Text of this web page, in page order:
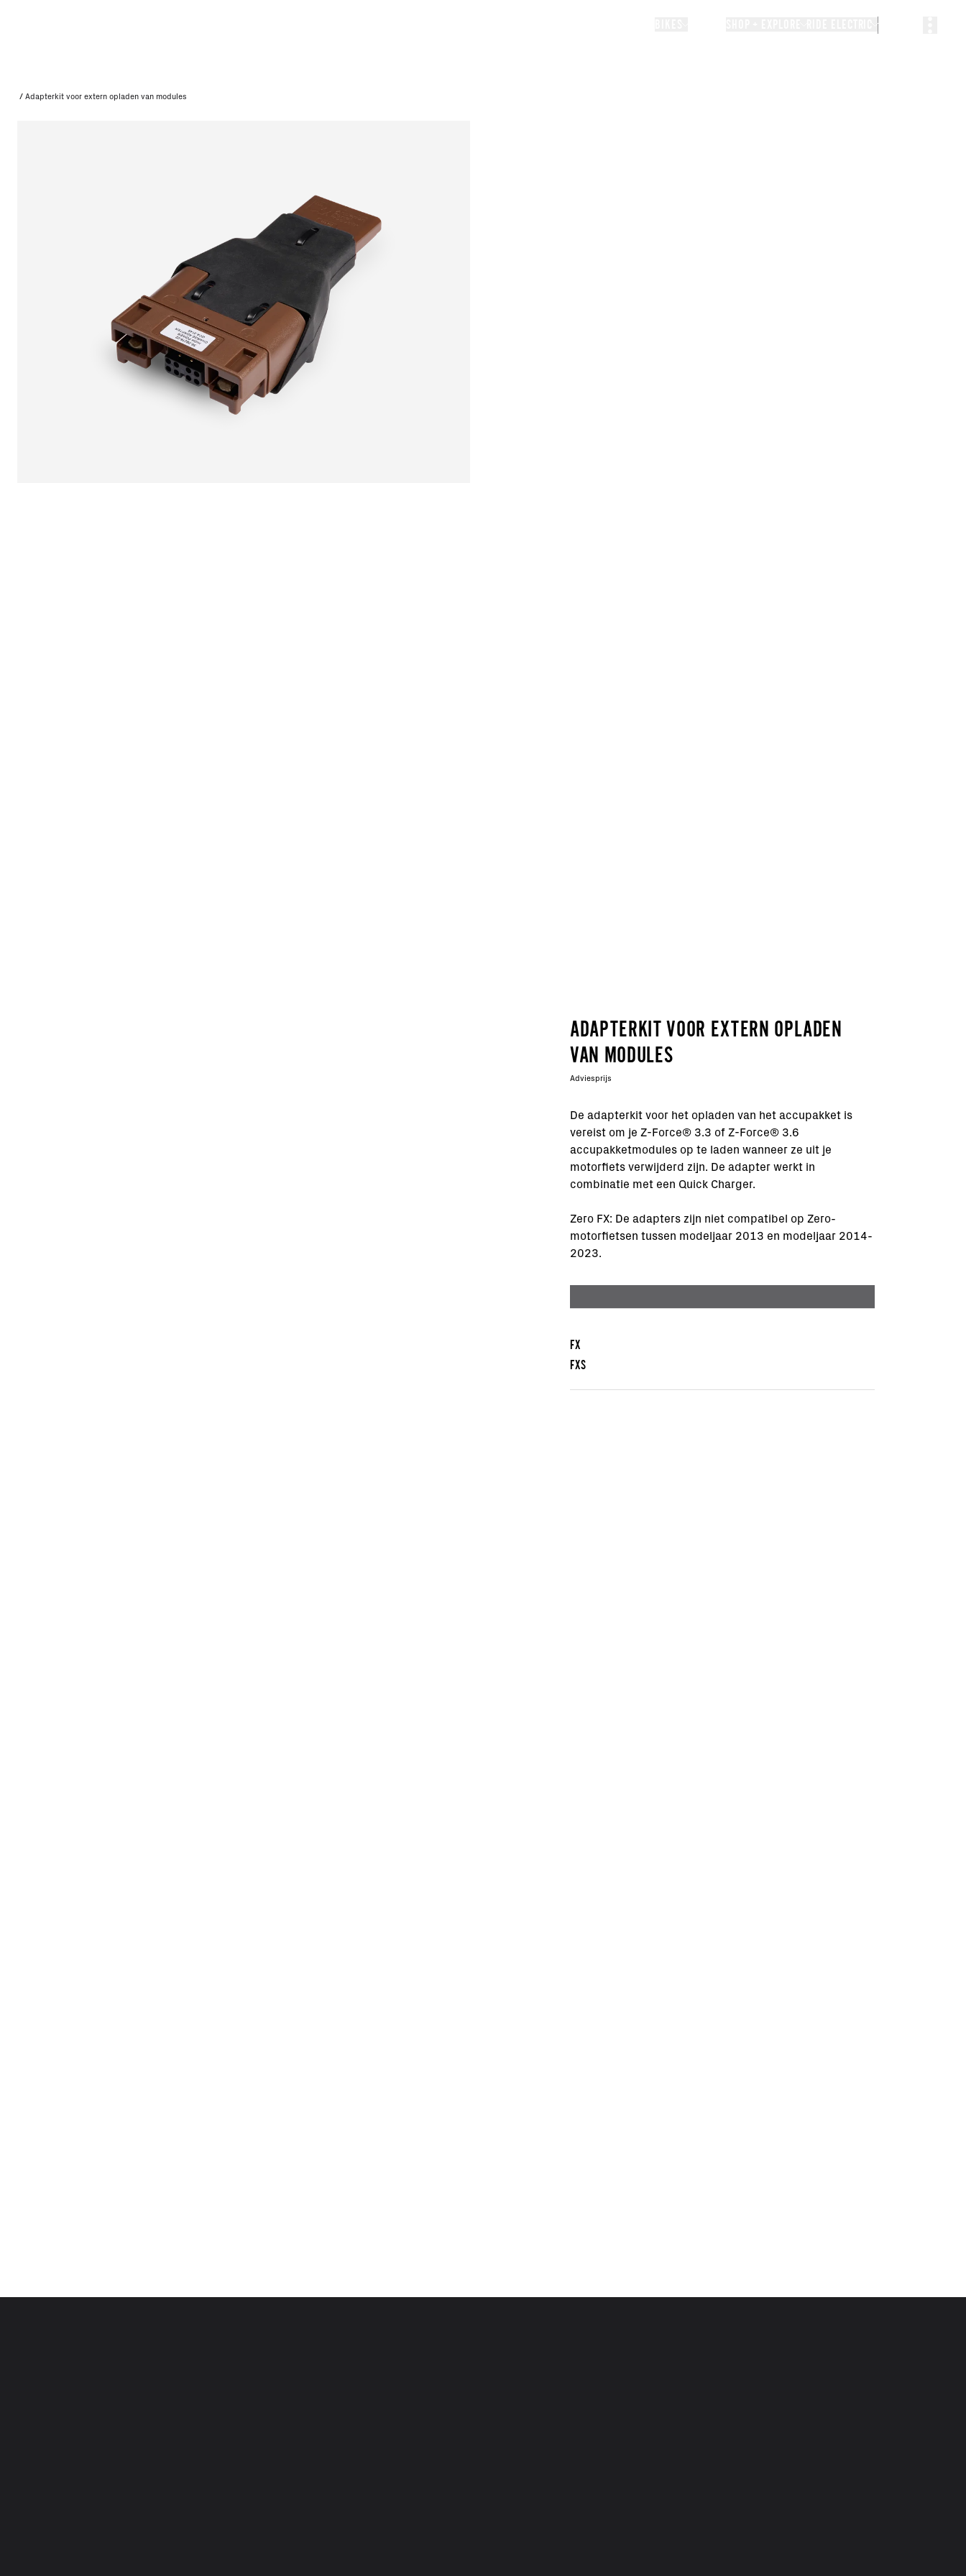
/ Adapterkit voor extern opladen van modules
ADAPTERKIT VOOR EXTERN OPLADEN
VAN MODULES
Adviesprijs
De adapterkit voor het opladen van het accupakket is
vereist om je Z-Force® 3.3 of Z-Force® 3.6
accupakketmodules op te laden wanneer ze uit je
motorfiets verwijderd zijn. De adapter werkt in
combinatie met een Quick Charger.
Zero FX: De adapters zijn niet compatibel op Zero-
motorfietsen tussen modeljaar 2013 en modeljaar 2014-
2023.
FX
FXS